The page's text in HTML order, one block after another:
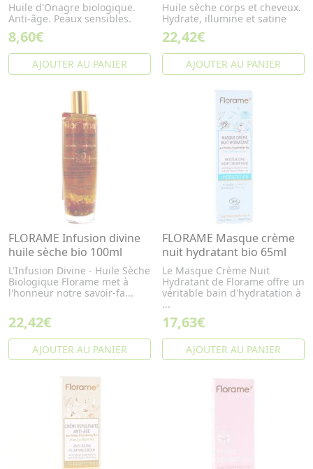
Huile d'Onagre biologique.
Anti-âge. Peaux sensibles.
8,60€
AJOUTER AU PANIER
Huile sèche corps et cheveux.
Hydrate, illumine et satine
22,42€
AJOUTER AU PANIER
FLORAME Infusion divine
huile sèche bio 100ml
L'Infusion Divine - Huile Sèche
Biologique Florame met à
l'honneur notre savoir-fa...
22,42€
AJOUTER AU PANIER
FLORAME Masque crème
nuit hydratant bio 65ml
Le Masque Crème Nuit
Hydratant de Florame offre un
véritable bain d'hydratation à
...
17,63€
AJOUTER AU PANIER